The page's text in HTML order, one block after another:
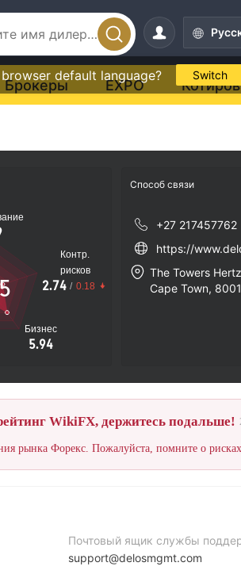
default language? Switch
Брокеры EXPO
Бизнес
5.94
Контр.
рисков
2.74 / 0.18
Способ связи
+27 217457762
https://
The Towers
Cape Town,
WikiFX, держитесь подальше!
рынка Форекс. Пожалуйста, помните о
Почтовый ящик службы
support@delosmgmt.com